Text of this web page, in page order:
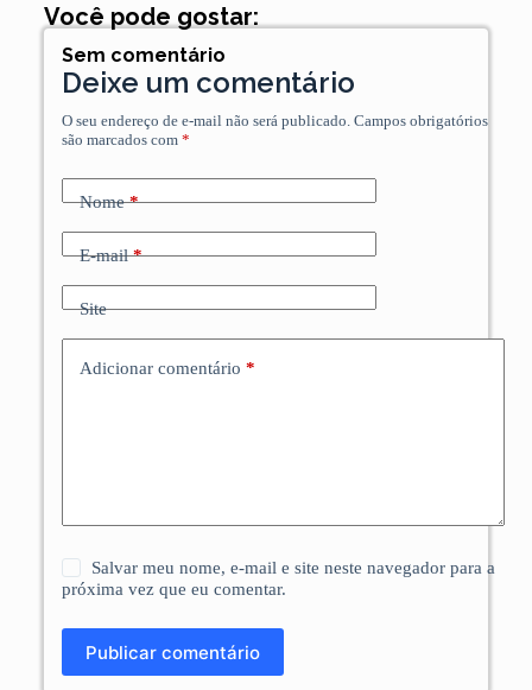
Você pode gostar:
Sem comentário
Deixe um comentário
O seu endereço de e-mail não será publicado. Campos obrigatórios
são marcados com *
Nome*
E-mail*
Site
Adicionar comentário *
Salvar meu nome, e-mail e site neste navegador para a
próxima vez que eu comentar.
Publicar comentário